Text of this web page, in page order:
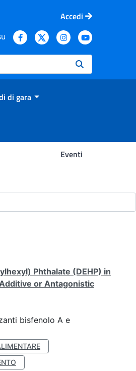
Accedi
di gara
Eventi
Phthalate (DEHP) in
or Antagonistic
bisfenolo A e